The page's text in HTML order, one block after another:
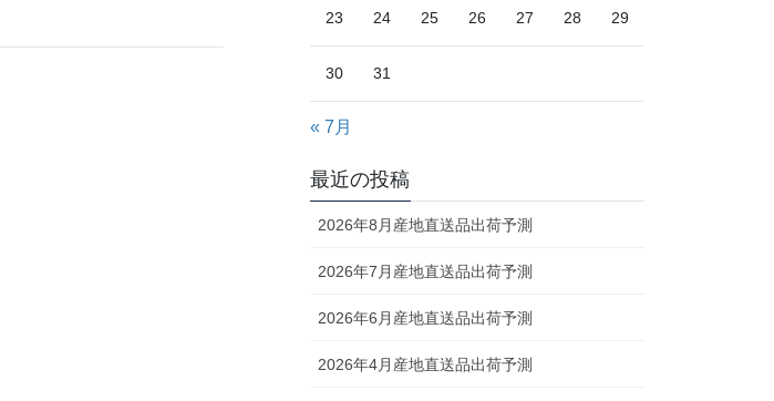
23 24 25 26 27 28 29
30 31
« 7月
最近の投稿
2026年8月産地直送品出荷予測
2026年7月産地直送品出荷予測
2026年6月産地直送品出荷予測
2026年4月産地直送品出荷予測